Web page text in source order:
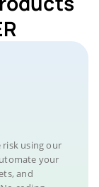
risk using our
your
and